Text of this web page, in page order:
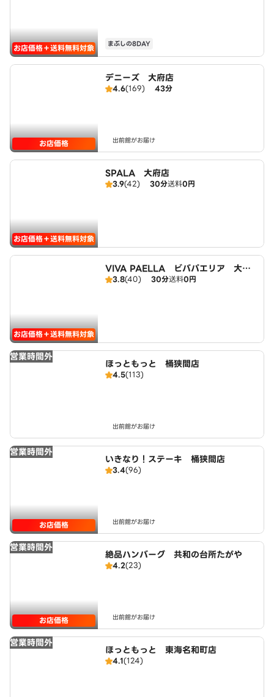
お店価格＋送料無料対象 まぶしの8DAY
お店価格
デニーズ 大府店
4.6(169) 43分
出前館がお届け
お店価格＋送料無料対象
SPALA 大府店
3.9(42) 30分送料0円
お店価格＋送料無料対象
VIVA PAELLA ビバパエリア 大府
店3.8(40) 30分送料0円
営業時間外
ほっともっと 桶狭間店
4.5(113)
出前館がお届け
営業時間外
お店価格
いきなり！ステーキ 桶狭間店
3.4(96)
出前館がお届け
営業時間外
お店価格
絶品ハンバーグ 共和の台所たがや
4.2(23)
出前館がお届け
営業時間外
ほっともっと 東海名和町店
4.1(124)